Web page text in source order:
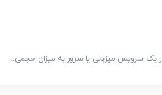
یک سرویس میزبانی یا سرور به میزان حجمی...